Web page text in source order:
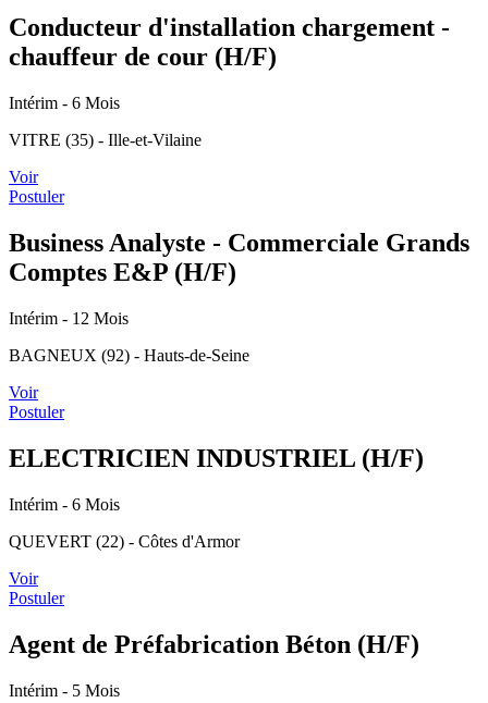
Conducteur d'installation chargement -
chauffeur de cour (H/F)
Intérim - 6 Mois
VITRE (35) - Ille-et-Vilaine
Voir
Postuler
Business Analyste - Commerciale Grands
Comptes E&P (H/F)
Intérim - 12 Mois
BAGNEUX (92) - Hauts-de-Seine
Voir
Postuler
ELECTRICIEN INDUSTRIEL (H/F)
Intérim - 6 Mois
QUEVERT (22) - Côtes d'Armor
Voir
Postuler
Agent de Préfabrication Béton (H/F)
Intérim - 5 Mois